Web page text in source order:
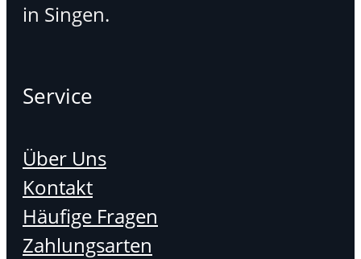
in Singen.
Service
Über Uns
Kontakt
Häufige Fragen
Zahlungsarten